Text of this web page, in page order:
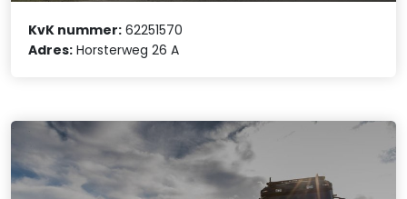
KvK nummer: 62251570
Adres: Horsterweg 26 A